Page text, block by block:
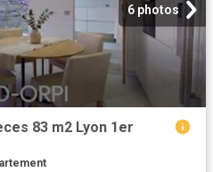
6 photos
83 m2 Lyon 1er